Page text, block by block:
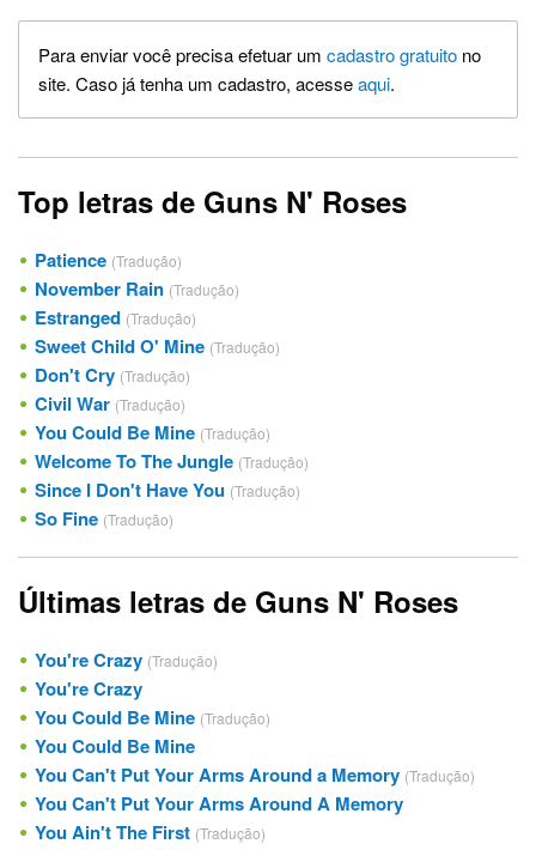
Para enviar você precisa efetuar um cadastro gratuito no
site. Caso já tenha um cadastro, acesseaqui.
Top letras de Guns N' Roses
Patience (Tradução)
November Rain (Tradução)
Estranged (Tradução)
Sweet Child O' Mine (Tradução)
Don't Cry (Tradução)
Civil War (Tradução)
You Could Be Mine (Tradução)
Welcome To The Jungle (Tradução)
Since I Don't Have You (Tradução)
So Fine (Tradução)
Últimas letras de Guns N' Roses
You're Crazy (Tradução)
You're Crazy
You Could Be Mine (Tradução)
You Could Be Mine
You Can't Put Your Arms Around a Memory (Tradução)
You Can't Put Your Arms Around A Memory
You Ain't The First (Tradução)